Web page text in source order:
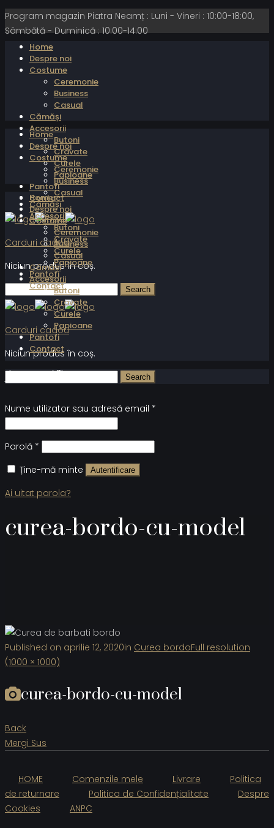
Program magazin Piatra Neamț : Luni - Vineri : 10:00-18:00,
Sâmbătă - Duminică : 10:00-14:00
Home
Despre noi
Costume
Ceremonie
Business
Casual
Cămăși
Accesorii
Butoni
Cravate
Curele
Papioane
Pantofi
Contact
Carduri cadou
Niciun produs în coș.
Home
Despre noi
Costume
Ceremonie
Business
Casual
Cămăși
Accesorii
Butoni
Cravate
Curele
Papioane
Pantofi
Contact
Carduri cadou
Niciun produs în coș.
Home
Despre noi
Costume
Ceremonie
Business
Casual
Cămăși
Accesorii
Butoni
Cravate
Curele
Papioane
Pantofi
Contact
Autentificare
Nume utilizator sau adresă email *
Parolă *
Ține-mă minte
Autentificare
Ai uitat parola?
curea-bordo-cu-model
Published on aprilie 12, 2020in Curea bordoFull resolution
(1000 × 1000)
curea-bordo-cu-model
Back
Mergi Sus
HOME Comenzile mele Livrare
Politica
de returnare
Politica de Confidențialitate
Despre
Cookies
ANPC